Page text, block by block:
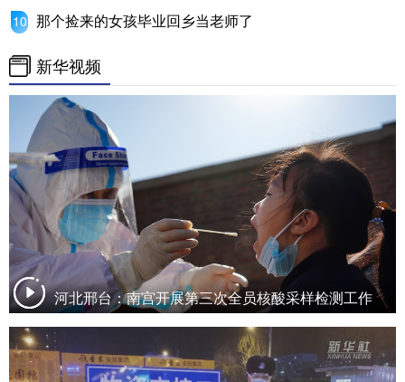
那个捡来的女孩毕业回乡当老师了
新华视频
河北邢台：南宫开展第三次全员核酸采样检测工作